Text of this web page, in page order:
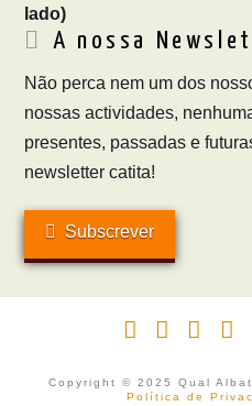
lado)
A nossa
Não perca nem um dos
nossas actividades,
presentes, passadas e
newsletter catita!
Subscrever
Copyright © 2025 Qual
Política de